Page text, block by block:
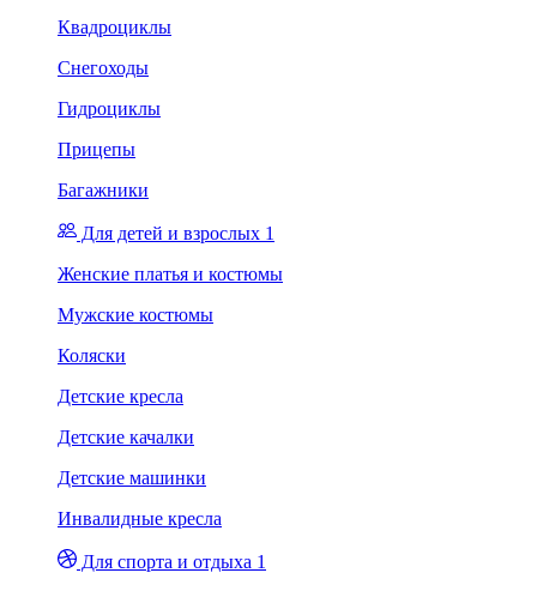
Квадроциклы
Снегоходы
Гидроциклы
Прицепы
Багажники
Для детей и взрослых 1
Женские платья и костюмы
Мужские костюмы
Коляски
Детские кресла
Детские качалки
Детские машинки
Инвалидные кресла
Для спорта и отдыха 1